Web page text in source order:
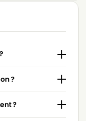
(Série)
(Série)
?
?